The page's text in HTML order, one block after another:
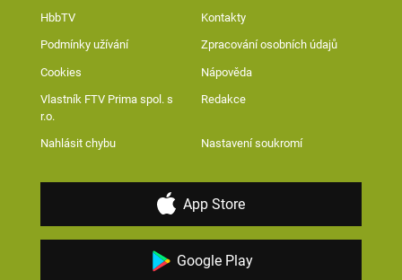
HbbTV Kontakty
Podmínky užívání Zpracování osobních údajů
Cookies Nápověda
Vlastník FTV Prima spol. s
r.o.
Redakce
Nahlásit chybu Nastavení soukromí
App Store
Google Play